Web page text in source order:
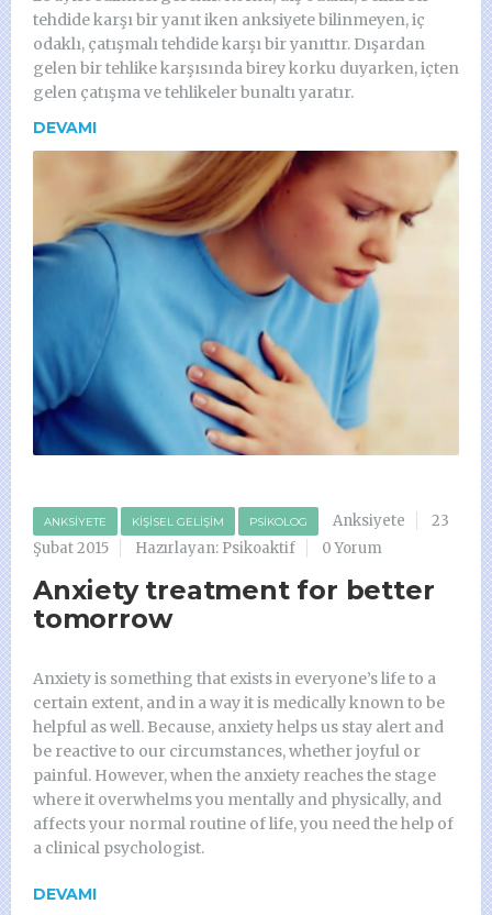
tehdide karşı bir yanıt iken anksiyete bilinmeyen, iç
odaklı, çatışmalı tehdide karşı bir yanıttır. Dışardan
gelen bir tehlike karşısında birey korku duyarken, içten
gelen çatışma ve tehlikeler bunaltı yaratır.
DEVAMI
ANKSIYETE KIŞISEL GELIŞIM PSIKOLOG Anksiyete
23
Şubat 2015
Hazırlayan: Psikoaktif 0 Yorum
Anxiety treatment for better
tomorrow
Anxiety is something that exists in everyone’s life to a
certain extent, and in a way it is medically known to be
helpful as well. Because, anxiety helps us stay alert and
be reactive to our circumstances, whether joyful or
painful. However, when the anxiety reaches the stage
where it overwhelms you mentally and physically, and
affects your normal routine of life, you need the help of
a clinical psychologist.
DEVAMI